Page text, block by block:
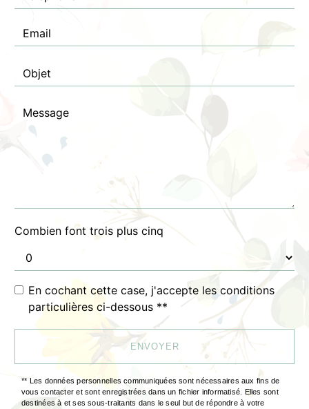
Combien font trois plus cinq
En cochant cette case, j'accepte les conditions
particulières ci-dessous **
ENVOYER
** Les données personnelles communiquées sont nécessaires aux fins de
vous contacter et sont enregistrées dans un fichier informatisé. Elles sont
destinées à et ses sous-traitants dans le seul but de répondre à votre